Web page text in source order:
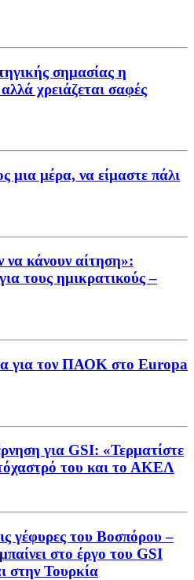
σημασίας η
χρειάζεται σαφές
μια μέρα, να είμαστε πάλι
να κάνουν αίτηση»:
τους ημικρατικούς –
για τον ΠΑΟΚ στο Europa
για GSI: «Τερματίστε
του και το ΑΚΕΛ
γέφυρες του Βοσπόρου –
στο έργο του GSI
στην Τουρκία